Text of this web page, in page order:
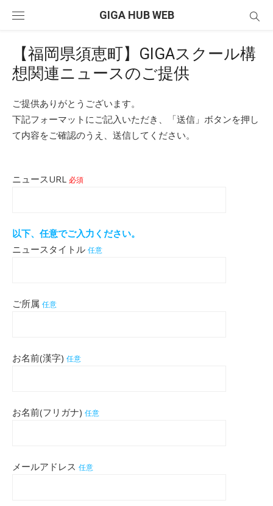
GIGA HUB WEB
【福岡県須恵町】GIGAスクール構
想関連ニュースのご提供
ご提供ありがとうございます。
下記フォーマットにご記入いただき、「送信」ボタンを押し
て内容をご確認のうえ、送信してください。
ニュースURL 必須
以下、任意でご入力ください。
ニュースタイトル 任意
ご所属 任意
お名前(漢字) 任意
お名前(フリガナ) 任意
メールアドレス 任意